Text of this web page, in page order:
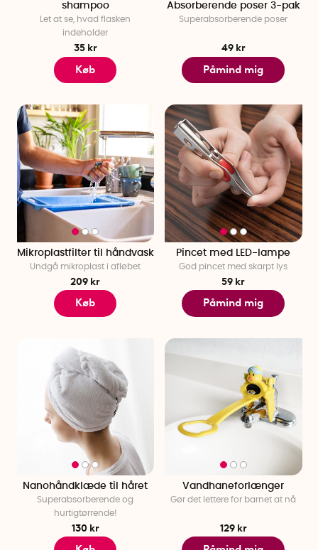
shampoo
Let at se, hvad flasken
indeholder
35 kr
Køb
Absorberende poser 3-pak
Superabsorberende poser
49 kr
Påmind mig
Mikroplastfilter til håndvask
Undgå mikroplast i afløbet
209 kr
Køb
Pincet med LED-lampe
God pincet med skarpt lys
59 kr
Påmind mig
Nanohåndklæde til håret
Superabsorberende og
hurtigtørrende!
130 kr
Vandhaneforlænger
Gør det lettere for barnet at nå
129 kr